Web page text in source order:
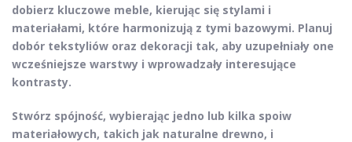
dobierz kluczowe meble, kierując się stylami i
materiałami, które harmonizują z tymi bazowymi. Planuj
dobór tekstyliów oraz dekoracji tak, aby uzupełniały one
wcześniejsze warstwy i wprowadzały interesujące
kontrasty.
Stwórz spójność, wybierając jedno lub kilka spoiw
materiałowych, takich jak naturalne drewno, i